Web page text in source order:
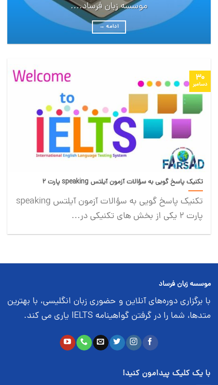
موسسه زبان فرساد....
ادامه →
تکنیک پاسخ گویی به سؤالات آزمون آیلتس speaking پارت ۲
تکنیک پاسخ گویی به سؤالات آزمون آیلتس speaking
پارت ۲ یکی از بخش های تکنیکی در...
30
دسامبر
موسسه زبان فرساد
با برگزاری دوره‌های آنلاین و حضوری زبان انگلیسی، با بهترین
متدها، شما را در گرفتن گواهینامه IELTS یاری می کند.
با یک کلیک پیدامون کنید!